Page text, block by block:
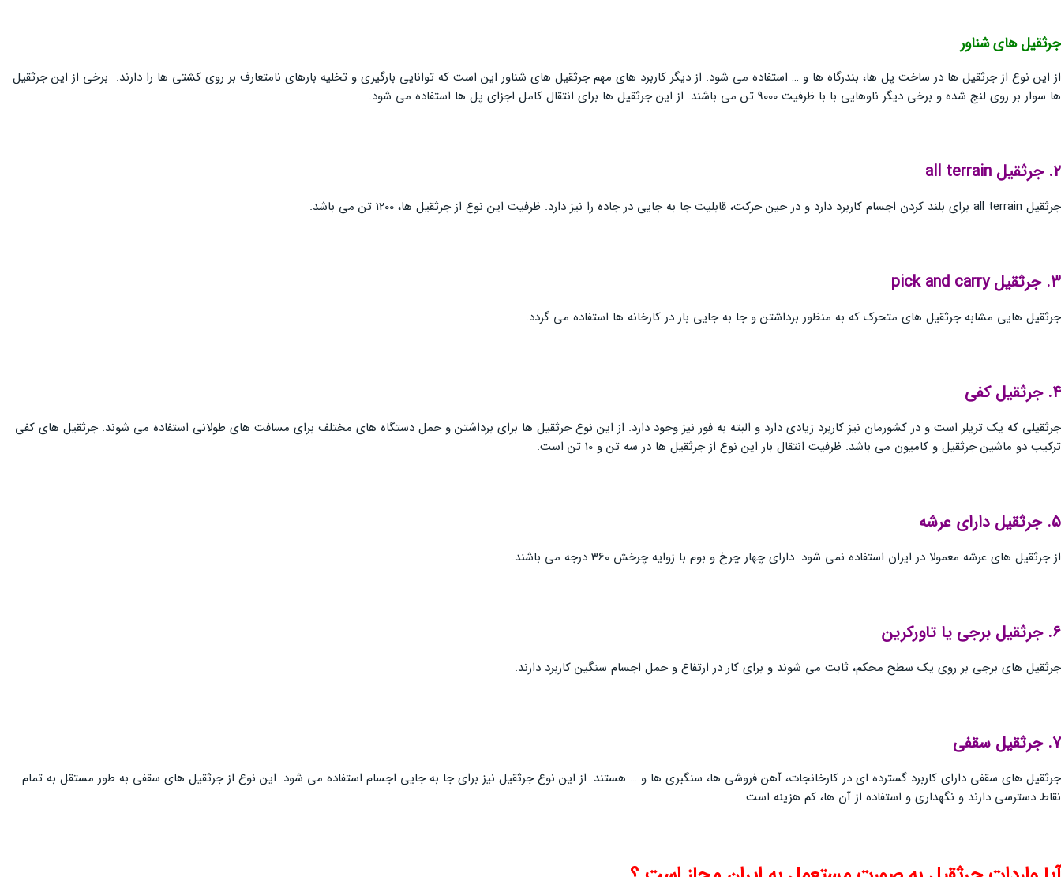
جرثقيل هاي شناور
از این نوع از جرثقیل ها در ساخت پل ها، بندرگاه ها و … استفاده می شود. از دیگر کاربرد های مهم جرثقیل های شناور این است که توانایی بارگیری و تخلیه بارهای نامتعارف بر روی کشتی ها را دارند. برخی از این جرثقیل
ها سوار بر روی لنج شده و برخی دیگر ناوهایی با با ظرفیت 9000 تن می باشند. از این جرثقیل ها برای انتقال کامل اجزای پل ها استفاده می شود.
2. جرثقيل all terrain
جرثقیل all terrain برای بلند کردن اجسام کاربرد دارد و در حین حرکت، قابلیت جا به جایی در جاده را نیز دارد. ظرفیت این نوع از جرثقیل ها، 1200 تن می باشد.
3. جرثقيل pick and carry
جرثقیل هایی مشابه جرثقیل های متحرک که به منظور برداشتن و جا به جایی بار در کارخانه ها استفاده می گردد.
4. جرثقيل كفي
جرثقیلی که یک تریلر است و در کشورمان نیز کاربرد زیادی دارد و البته به فور نیز وجود دارد. از این نوع جرثقیل ها برای برداشتن و حمل دستگاه های مختلف برای مسافت های طولانی استفاده می شوند. جرثقیل های کفی
ترکیب دو ماشین جرثقیل و کامیون می باشد. ظرفیت انتقال بار این نوع از جرثقیل ها در سه تن و 10 تن است.
5. جرثقيل داراي عرشه
از جرثقیل های عرشه معمولا در ایران استفاده نمی شود. دارای چهار چرخ و بوم با زوایه چرخش 360 درجه می باشند.
6. جرثقيل برجي يا تاوركرين
جرثقیل های برجی بر روی یک سطح محکم، ثابت می شوند و برای کار در ارتفاع و حمل اجسام سنگین کاربرد دارند.
7. جرثقيل سقفي
جرثقیل های سقفی دارای کاربرد گسترده ای در کارخانجات، آهن فروشی ها، سنگبری ها و … هستند. از این نوع جرثقیل نیز برای جا به جایی اجسام استفاده می شود. این نوع از جرثقیل های سقفی به طور مستقل به تمام
نقاط دسترسی دارند و نگهداری و استفاده از آن ها، کم هزینه است.